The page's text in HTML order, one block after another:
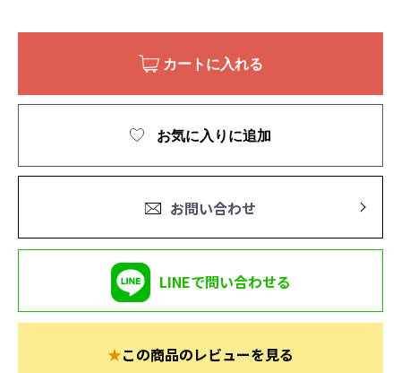
カートに入れる
お気に入りに追加
お問い合わせ
LINEで問い合わせる
★この商品のレビューを見る